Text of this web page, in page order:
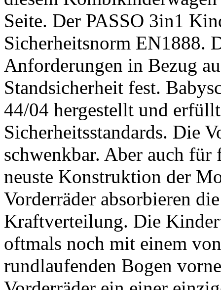
Seite. Der PASSO 3in1
Sicherheitsnorm EN1888.
Anforderungen in Bezug
Standsicherheit fest.
44/04 hergestellt und
Sicherheitsstandards. Die
schwenkbar. Aber auch
neuste Konstruktion der
Vorderräder absorbieren
Kraftverteilung. Die
oftmals noch mit einem
rundlaufenden Bogen